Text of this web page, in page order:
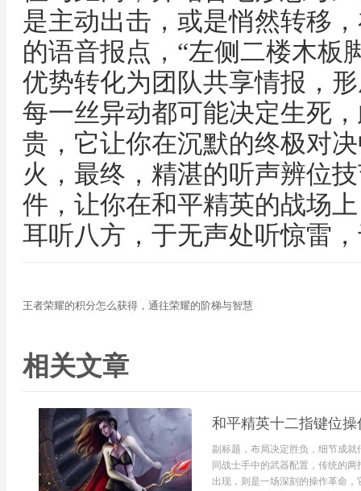
是主动出击，或是悄然转移
的语音报点，“左侧二楼木板
优势转化为团队共享情报，
每一丝异动都可能决定生死
贵，它让你在沉默的终极对
火，最终，精湛的听声辨位
件，让你在和平精英的战场
耳听八方，于无声处听惊雷
王者荣耀的积分怎么获得，通往荣耀的阶梯与智慧
相关文章
和平精英十二指键位
副标题，布局决定胜负，细节成
同战士手中的武器配置，传统的
出现，则是一场深刻的操作革命